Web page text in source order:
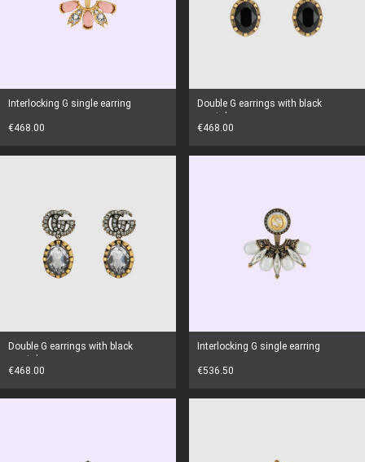
Interlocking G single earring
€468.00
Double G earrings with black
crystals
€468.00
Double G earrings with black
crystals
€468.00
Interlocking G single earring
€536.50